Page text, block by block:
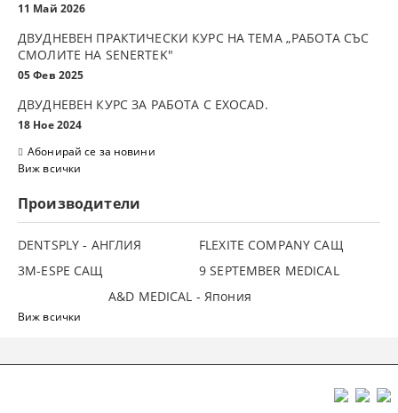
11 Май 2026
ДВУДНЕВЕН ПРАКТИЧЕСКИ КУРС НА ТЕМА „РАБОТА СЪС
СМОЛИТЕ НА SENERTEK"
05 Фев 2025
ДВУДНЕВЕН КУРС ЗА РАБОТА С ЕXOCAD.
18 Ное 2024
Абонирай се за новини
Виж всички
Производители
DENTSPLY - АНГЛИЯ
FLEXITE COMPANY САЩ
3М-ESPE САЩ
9 SEPTEMBER MEDICAL
A&D MEDICAL - Япония
Виж всички